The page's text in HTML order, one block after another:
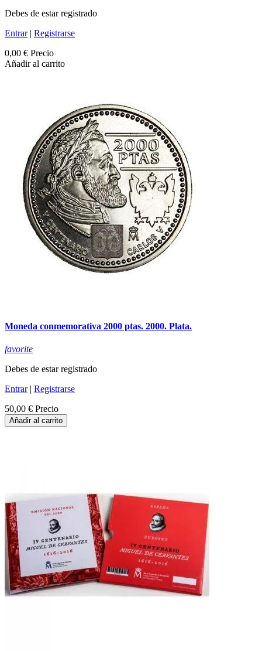
Debes de estar registrado
Entrar| Registrarse
0,00 € Precio
Añadir al carrito
Moneda conmemorativa 2000 ptas. 2000. Plata.
favorite
Debes de estar registrado
Entrar| Registrarse
50,00 € Precio
Añadir al carrito